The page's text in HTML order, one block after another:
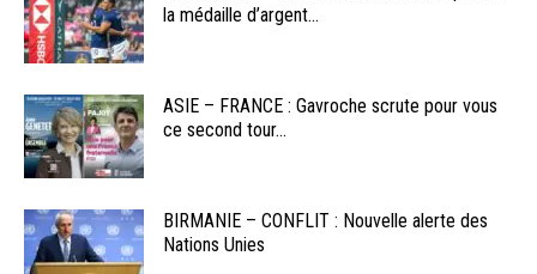
la médaille d’argent...
ASIE – FRANCE : Gavroche scrute pour vous
ce second tour...
BIRMANIE – CONFLIT : Nouvelle alerte des
Nations Unies